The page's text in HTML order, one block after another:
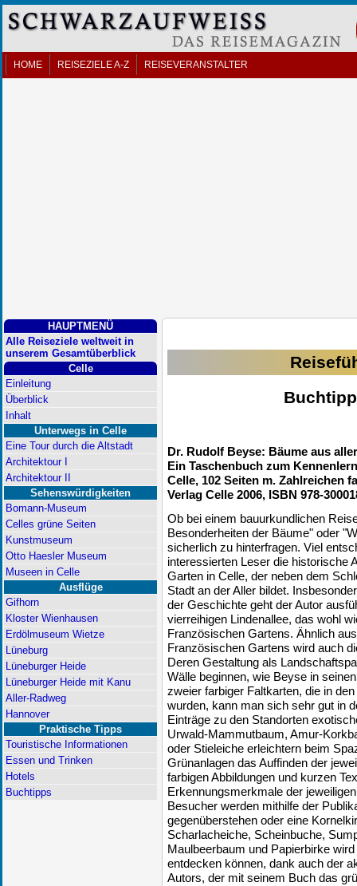
HOME REISEZIELE A-Z REISEVERANSTALTER
HAUPTMENÜ
Alle Reiseziele weltweit in
unserem Gesamtüberblick
Celle
Einleitung
Überblick
Inhalt
Unterwegs in Celle
Eine Tour durch die Altstadt
Architektour I
Architektour II
Sehenswürdigkeiten
Bomann-Museum
Celles grüne Seiten
Kunstmuseum
Otto Haesler Museum
Museen in Celle
Ausflüge
Gifhorn
Kloster Wienhausen
Erdölmuseum Wietze
Lüneburg
Lüneburger Heide
Lüneburger Heide mit Kanu
Aller-Radweg
Hannover
Praktische Tipps
Touristische Informationen
Essen und Trinken
Hotels
Buchtipps
Dr. Rudolf Beyse: Bäume aus
Ein Taschenbuch zum
Celle, 102 Seiten m. Zahlreichen
Verlag Celle 2006, ISBN 978-
Ob bei einem bauurkundlichen
Besonderheiten der Bäume" oder
sicherlich zu hinterfragen. Viel
interessierten Leser die historische
Garten in Celle, der neben dem
Stadt an der Aller bildet.
der Geschichte geht der Autor
vierreihigen Lindenallee, das wohl
Französischen Gartens. Ähnlich
Französischen Gartens wird auch
Deren Gestaltung als
Wälle beginnen, wie Beyse in
zweier farbiger Faltkarten, die in
wurden, kann man sich sehr gut in
Einträge zu den Standorten
Urwald-Mammutbaum, Amur-
oder Stieleiche erleichtern beim
Grünanlagen das Auffinden der
farbigen Abbildungen und kurzen
Erkennungsmerkmale der
Besucher werden mithilfe der
gegenüberstehen oder eine
Scharlacheiche, Scheinbuche,
Maulbeerbaum und Papierbirke
entdecken können, dank auch der
Autors, der mit seinem Buch das